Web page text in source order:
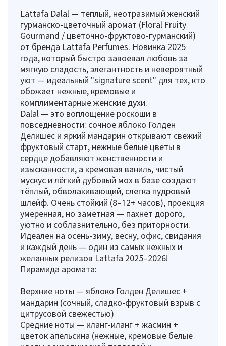
Lattafa Dalal — тёплый, неотразимый женский
гурманско-цветочный аромат (Floral Fruity
Gourmand / цветочно-фруктово-гурманский)
от бренда Lattafa Perfumes. Новинка 2025
года, который быстро завоевал любовь за
мягкую сладость, элегантность и невероятный
уют — идеальный "signature scent" для тех, кто
обожает нежные, кремовые и
комплиментарные женские духи.
Dalal — это воплощение роскоши в
повседневности: сочное яблоко Голден
Делишес и яркий мандарин открывают свежий
фруктовый старт, нежные белые цветы в
сердце добавляют женственности и
изысканности, а кремовая ваниль, чистый
мускус и лёгкий дубовый мох в базе создают
тёплый, обволакивающий, слегка пудровый
шлейф. Очень стойкий (8–12+ часов), проекция
умеренная, но заметная — пахнет дорого,
уютно и соблазнительно, без приторности.
Идеален на осень-зиму, весну, офис, свидания
и каждый день — один из самых нежных и
желанных релизов Lattafa 2025–2026!
Пирамида аромата:
Верхние ноты — яблоко Голден Делишес +
мандарин (сочный, сладко-фруктовый взрыв с
цитрусовой свежестью)
Средние ноты — иланг-иланг + жасмин +
цветок апельсина (нежные, кремовые белые